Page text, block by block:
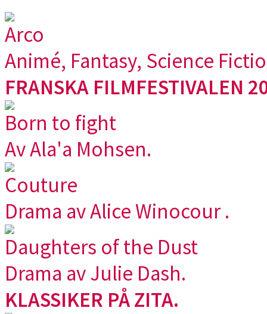
Arco
Animé, Fantasy, Science
FRANSKA FILMFESTIVALEN
Born to fight
Av Ala'a Mohsen.
Couture
Drama av Alice Winocour .
Daughters of the Dust
Drama av Julie Dash.
KLASSIKER PÅ ZITA.